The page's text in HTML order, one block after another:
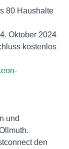
80 Haushalte
Oktober 2024
kostenlos
und
den